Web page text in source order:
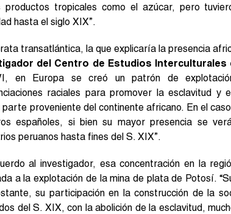
productos tropicales como el azúcar, pero
hasta el siglo XIX”.
transatlántica, la que explicaría la presencia
del Centro de Estudios Interculturales
en Europa se creó un patrón de
raciales para promover la esclavitud
proveniente del continente africano. En el
españoles, si bien su mayor presencia se
peruanos hasta fines del S. XIX”.
al investigador, esa concentración en la
a la explotación de la mina de plata de Potosí.
su participación en la construcción de la
del S. XIX, con la abolición de la esclavitud,